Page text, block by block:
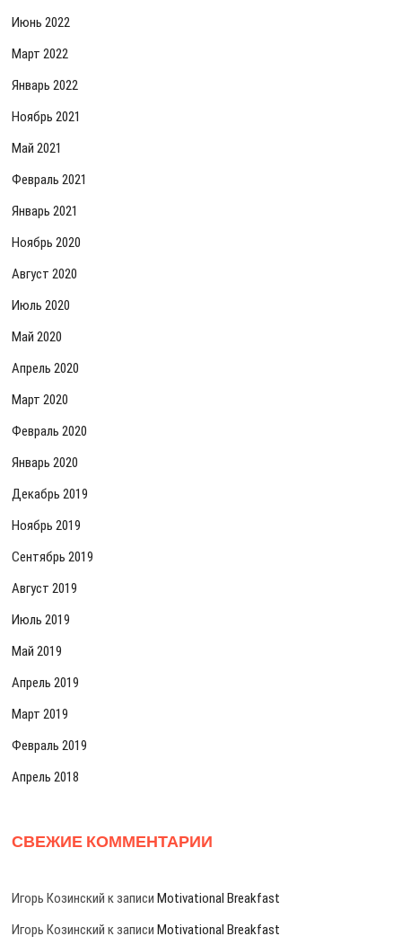
Июнь 2022
Март 2022
Январь 2022
Ноябрь 2021
Май 2021
Февраль 2021
Январь 2021
Ноябрь 2020
Август 2020
Июль 2020
Май 2020
Апрель 2020
Март 2020
Февраль 2020
Январь 2020
Декабрь 2019
Ноябрь 2019
Сентябрь 2019
Август 2019
Июль 2019
Май 2019
Апрель 2019
Март 2019
Февраль 2019
Апрель 2018
СВЕЖИЕ КОММЕНТАРИИ
Игорь Козинский к записиMotivational Breakfast
Игорь Козинский к записиMotivational Breakfast